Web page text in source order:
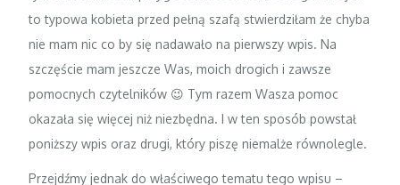
to typowa kobieta przed pełną szafą stwierdziłam że chyba
nie mam nic co by się nadawało na pierwszy wpis. Na
szczęście mam jeszcze Was, moich drogich i zawsze
pomocnych czytelników 😉 Tym razem Wasza pomoc
okazała się więcej niż niezbędna. I w ten sposób powstał
poniższy wpis oraz drugi, który piszę niemalże równolegle.
Przejdźmy jednak do właściwego tematu tego wpisu –